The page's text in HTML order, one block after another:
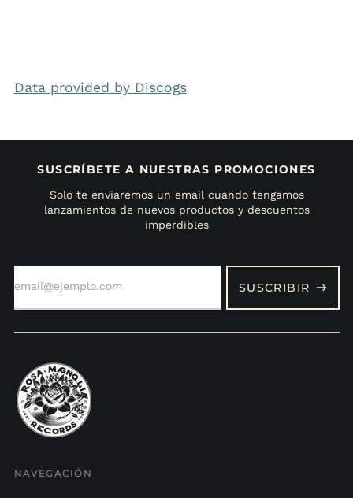
Data provided by Discogs
SUSCRÍBETE A NUESTRAS PROMOCIONES
Solo te enviaremos un email cuando tengamos
lanzamientos de nuevos productos y descuentos
imperdibles
SUSCRIBIR
NAVEGACIÓN